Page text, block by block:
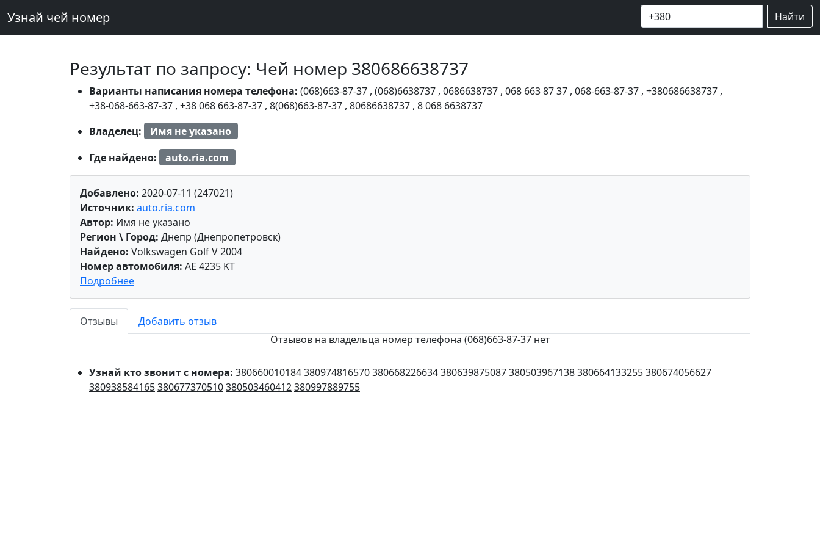
Узнай чей номер Найти
Результат по запросу: Чей номер 380686638737
Варианты написания номера телефона: (068)663-87-37 , (068)6638737 , 0686638737 , 068 663 87 37 , 068-663-87-37 , +380686638737 ,
+38-068-663-87-37 , +38 068 663-87-37 , 8(068)663-87-37 , 80686638737 , 8 068 6638737
Владелец:
Имя не указано
Где найдено:
auto.ria.com
Добавлено: 2020-07-11 (247021)
Источник: auto.ria.com
Автор: Имя не указано
Регион \ Город: Днепр (Днепропетровск)
Найдено: Volkswagen Golf V 2004
Номер автомобиля: AE 4235 KT
Подробнее
Отзывы
Добавить отзыв
Отзывов на владельца номер телефона (068)663-87-37 нет
Узнай кто звонит с номера: 380660010184380974816570380668226634380639875087380503967138380664133255380674056627
380938584165380677370510380503460412380997889755